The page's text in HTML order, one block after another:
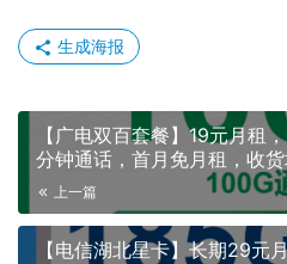
生成海报
【广电双百套餐】19元月租
分钟通话，首月免月租，收
上一篇
【电信湖北星卡】长期29元